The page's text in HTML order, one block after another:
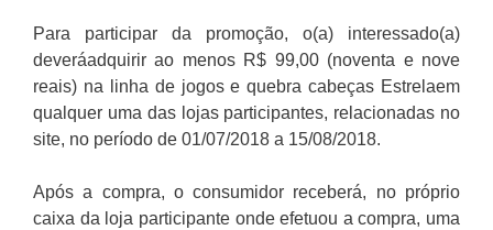
Para participar da promoção, o(a) interessado(a)
deveráadquirir ao menos R$ 99,00 (noventa e nove
reais) na linha de jogos e quebra cabeças Estrelaem
qualquer uma das lojas participantes, relacionadas no
site, no período de 01/07/2018 a 15/08/2018.
Após a compra, o consumidor receberá, no próprio
caixa da loja participante onde efetuou a compra, uma